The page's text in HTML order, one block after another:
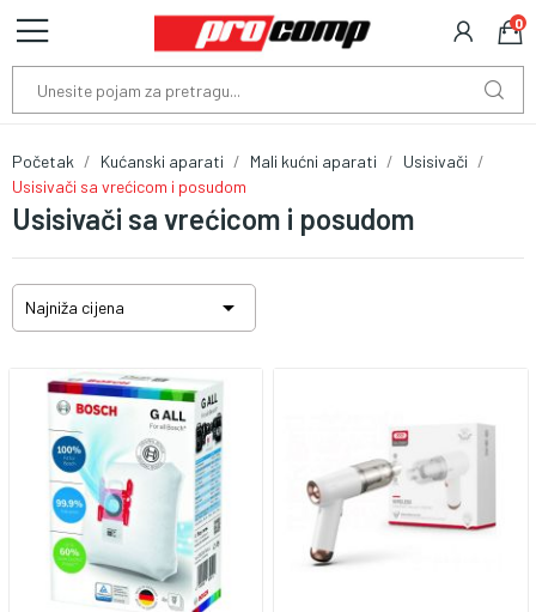
0
Usisivači sa vrećicom i posudom
Početak Kućanski aparati Mali kućni aparati
Usisivači
Usisivači sa vrećicom i posudom
Najniža cijena 